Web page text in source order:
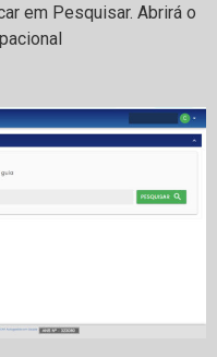
em Pesquisar. Abrirá o